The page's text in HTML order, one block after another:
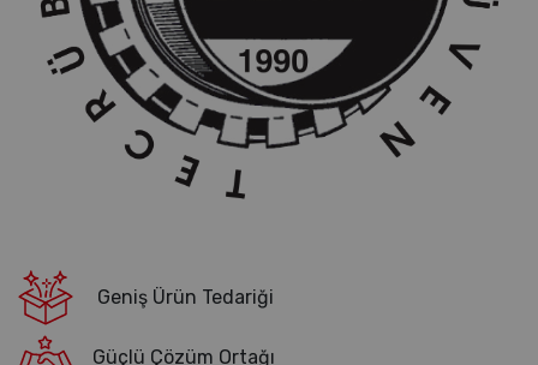
Geniş Ürün Tedariği
Güçlü Çözüm Ortağı